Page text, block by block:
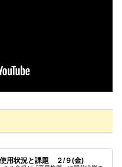
用状況と課題 ２/９(金)